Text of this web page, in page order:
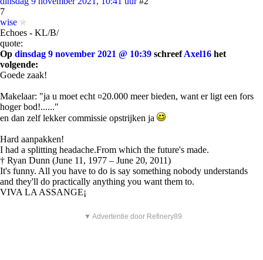
7
wise
Echoes - KL/B/
quote:
Op dinsdag 9 november 2021 @ 10:39 schreefAxel16 het
volgende:
Goede zaak!
Makelaar: "ja u moet echt ¤20.000 meer bieden, want er ligt een fors
hoger bod!......"
en dan zelf lekker commissie opstrijken ja
Hard aanpakken!
I had a splitting headache.From which the future's made.
† Ryan Dunn (June 11, 1977 – June 20, 2011)
It's funny. All you have to do is say something nobody understands
and they'll do practically anything you want them to.
VIVA LA ASSANGE¡
▼ Advertentie door Refinery89